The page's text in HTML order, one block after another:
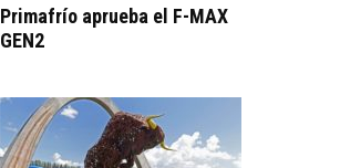
Primafrío aprueba el F-MAX
GEN2